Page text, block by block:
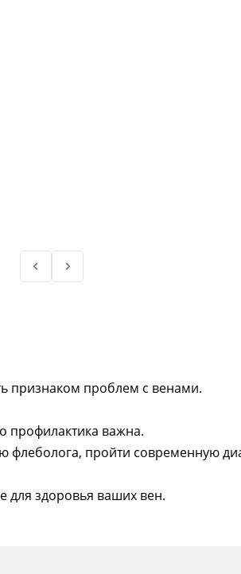
признаком проблем с венами.
важна.
пройти современную
для здоровья ваших вен.